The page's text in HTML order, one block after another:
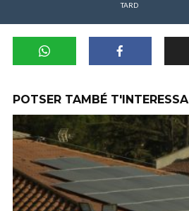
TARD
POTSER TAMBÉ T'INTERESSA